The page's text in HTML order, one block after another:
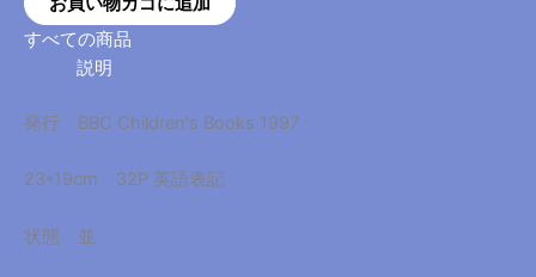
and
the
Broken
Toys
個
すべての商品
説明
発行 BBC Children's Books 1997
23*19cm 32P 英語表記
状態 並